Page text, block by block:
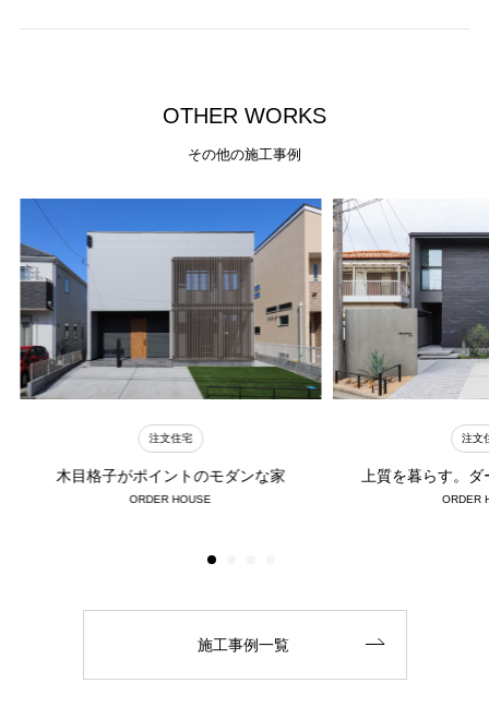
OTHER WORKS
その他の施工事例
注文住宅
木目格子がポイントのモダンな家
ORDER HOUSE
注文
上質を暮らす。
ORDER
施工事例一覧